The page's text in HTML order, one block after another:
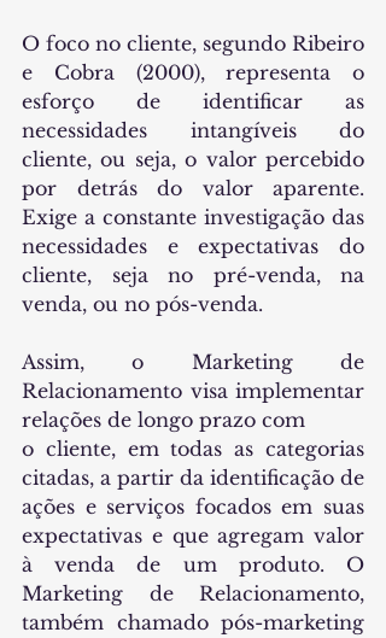
O foco no cliente, segundo Ribeiro
e Cobra (2000), representa o
esforço de identificar as
necessidades intangíveis do
cliente, ou seja, o valor percebido
por detrás do valor aparente.
Exige a constante investigação das
necessidades e expectativas do
cliente, seja no pré-venda, na
venda, ou no pós-venda.
Assim, o Marketing de
Relacionamento visa implementar
relações de longo prazo com
o cliente, em todas as categorias
citadas, a partir da identificação de
ações e serviços focados em suas
expectativas e que agregam valor
à venda de um produto. O
Marketing de Relacionamento,
também chamado pós-marketing